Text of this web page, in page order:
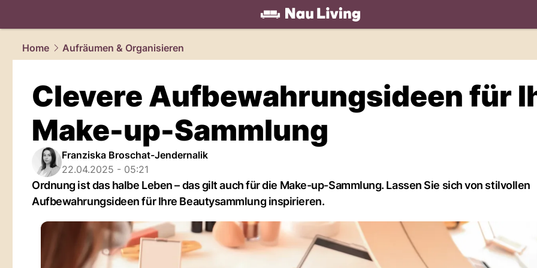
living.NAU.ch
Home
Aufräumen & Organisieren
Clevere Aufbewahrungsideen für
Make-up-Sammlung
Franziska Broschat-Jendernalik
22.04.2025 - 05:21
Ordnung ist das halbe Leben – das gilt auch für die Make-up-Sammlung. Lassen Sie sich von stilvollen
Aufbewahrungsideen für Ihre Beautysammlung inspirieren.